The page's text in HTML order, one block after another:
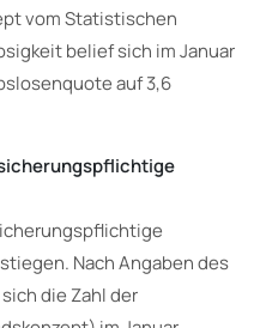
vom Statistischen
belief sich im Januar
auf 3,6
Nach Angaben des
die Zahl der